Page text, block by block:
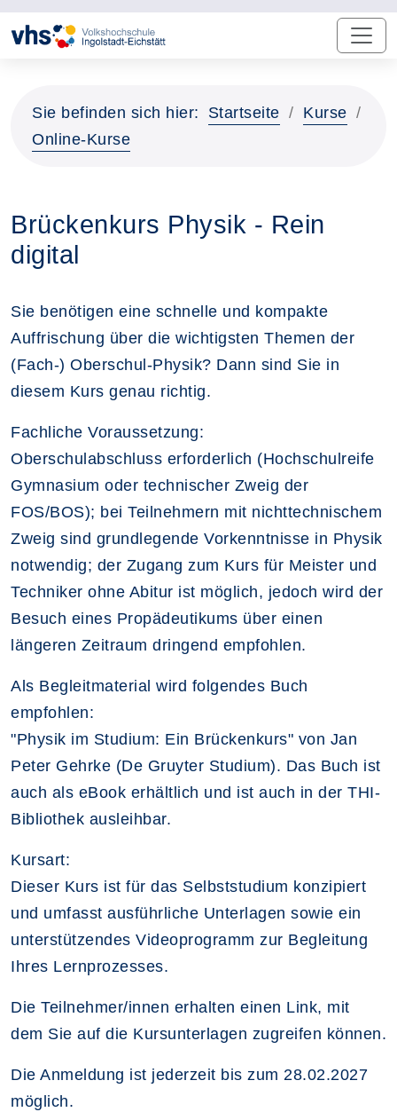
Sie befinden sich hier: Startseite
Kurse
Online-Kurse
Brückenkurs Physik - Rein
digital
Sie benötigen eine schnelle und kompakte
Auffrischung über die wichtigsten Themen der
(Fach-) Oberschul-Physik? Dann sind Sie in
diesem Kurs genau richtig.
Fachliche Voraussetzung:
Oberschulabschluss erforderlich (Hochschulreife
Gymnasium oder technischer Zweig der
FOS/BOS); bei Teilnehmern mit nichttechnischem
Zweig sind grundlegende Vorkenntnisse in Physik
notwendig; der Zugang zum Kurs für Meister und
Techniker ohne Abitur ist möglich, jedoch wird der
Besuch eines Propädeutikums über einen
längeren Zeitraum dringend empfohlen.
Als Begleitmaterial wird folgendes Buch
empfohlen:
"Physik im Studium: Ein Brückenkurs" von Jan
Peter Gehrke (De Gruyter Studium). Das Buch ist
auch als eBook erhältlich und ist auch in der THI-
Bibliothek ausleihbar.
Kursart:
Dieser Kurs ist für das Selbststudium konzipiert
und umfasst ausführliche Unterlagen sowie ein
unterstützendes Videoprogramm zur Begleitung
Ihres Lernprozesses.
Die Teilnehmer/innen erhalten einen Link, mit
dem Sie auf die Kursunterlagen zugreifen können.
Die Anmeldung ist jederzeit bis zum 28.02.2027
möglich.